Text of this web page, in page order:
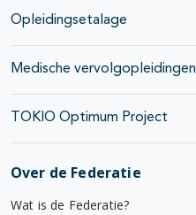
Opleidingsetalage
Medische vervolgopleidingen
TOKIO Optimum Project
Over de Federatie
Wat is de Federatie?